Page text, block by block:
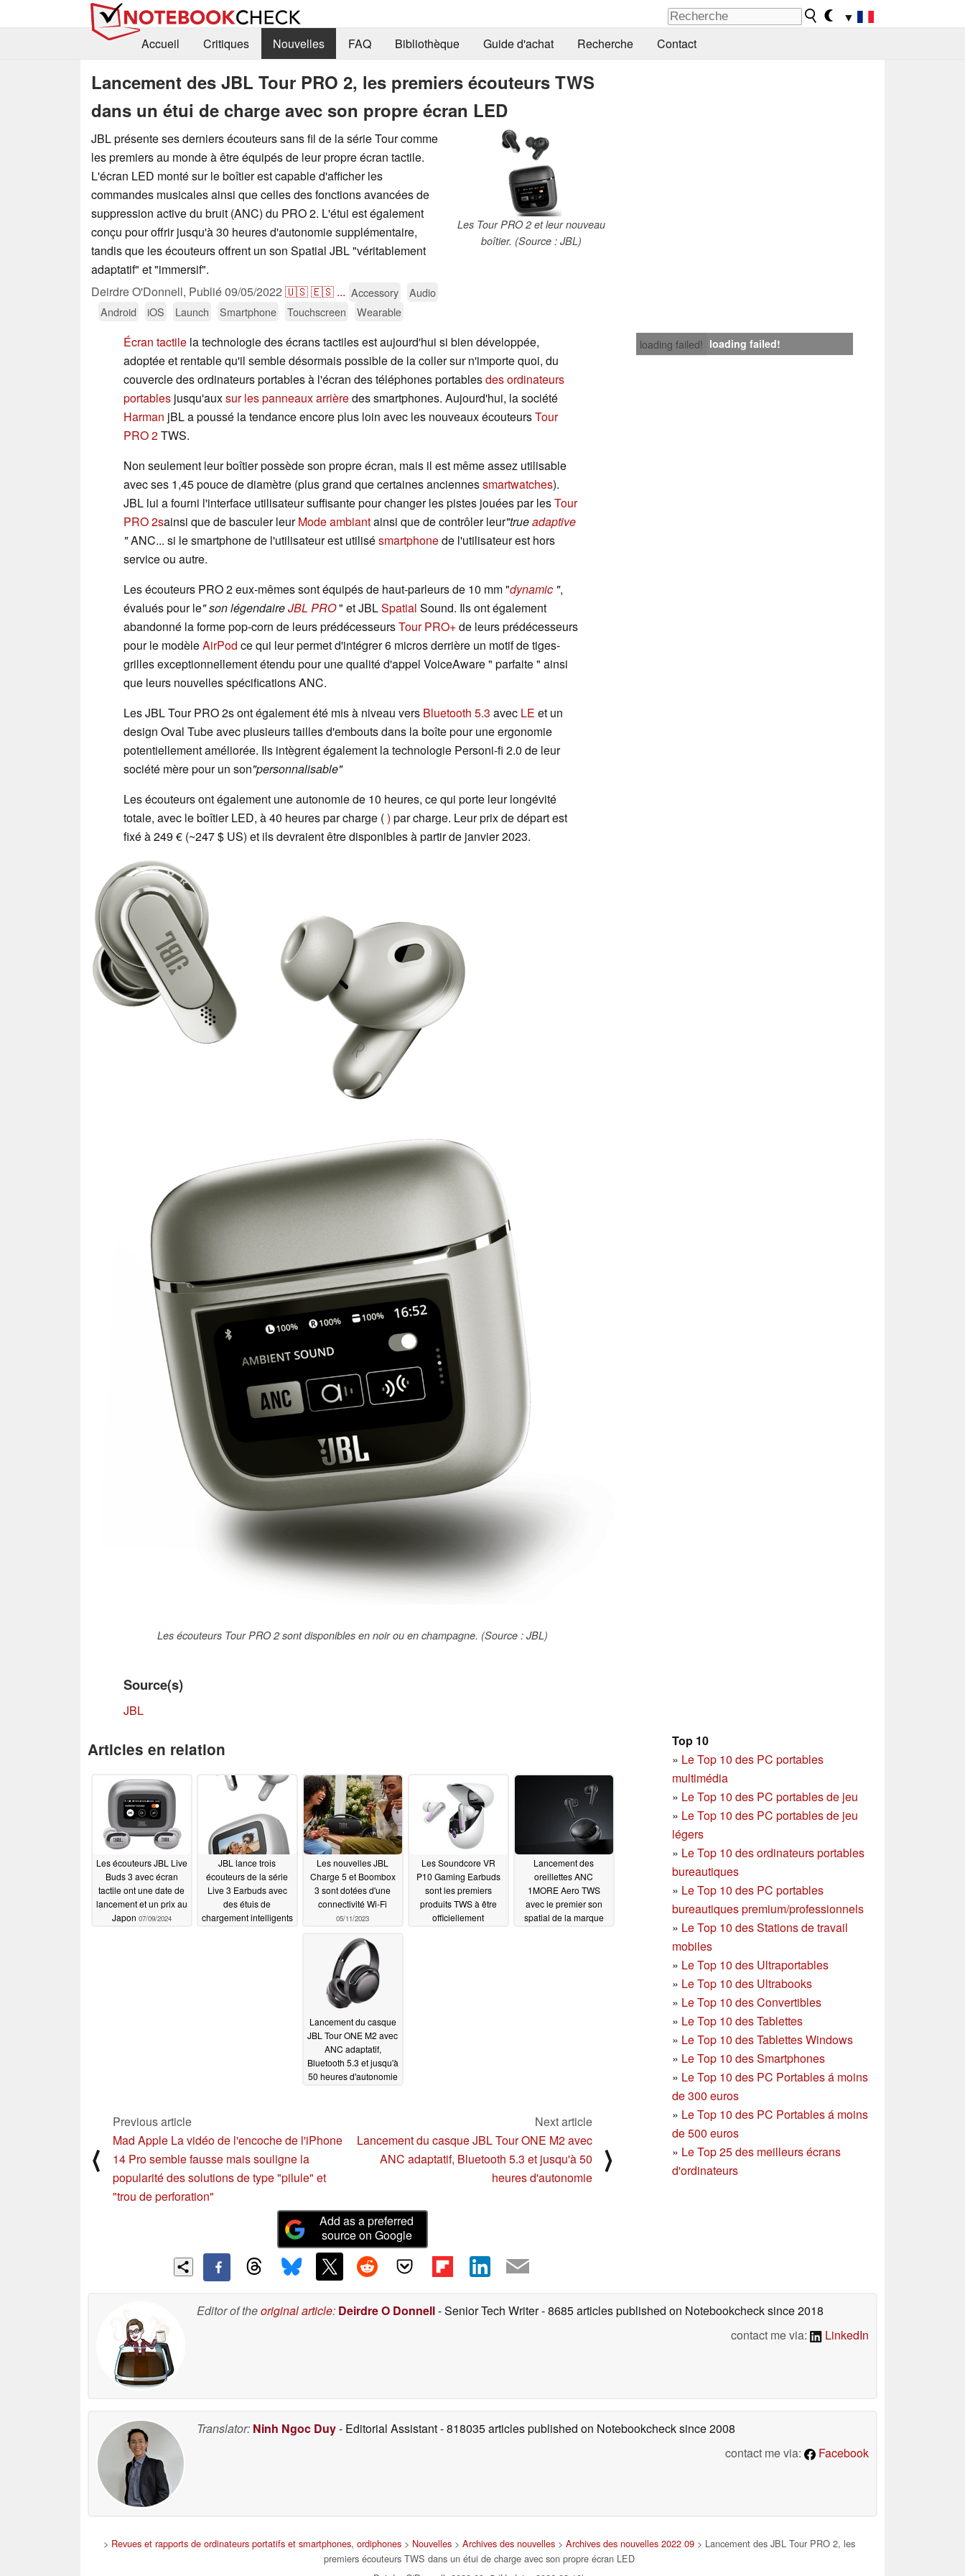
▼
Accueil
Critiques Nouvelles FAQ Bibliothèque Guide d'achat Recherche Contact
Lancement des JBL Tour PRO 2, les premiers écouteurs TWS
dans un étui de charge avec son propre écran LED
Les Tour PRO 2 et leur nouveau
boîtier. (Source : JBL)
JBL présente ses derniers écouteurs sans fil de la série Tour comme
les premiers au monde à être équipés de leur propre écran tactile.
L'écran LED monté sur le boîtier est capable d'afficher les
commandes musicales ainsi que celles des fonctions avancées de
suppression active du bruit (ANC) du PRO 2. L'étui est également
conçu pour offrir jusqu'à 30 heures d'autonomie supplémentaire,
tandis que les écouteurs offrent un son Spatial JBL "véritablement
adaptatif" et "immersif".
Deirdre O'Donnell, Publié09/05/2022 🇺🇸🇪🇸 ... Accessory
Audio
Android
iOS Launch Smartphone Touchscreen Wearable
loading failed! loading failed!
Écran tactile la technologie des écrans tactiles est aujourd'hui si bien développée,
adoptée et rentable qu'il semble désormais possible de la coller sur n'importe quoi, du
couvercle des ordinateurs portables à l'écran des téléphones portablesdes ordinateurs
portables jusqu'auxsur les panneaux arrièredes smartphones. Aujourd'hui, la société
Harman jBL a poussé la tendance encore plus loin avec les nouveaux écouteursTour
PRO 2TWS.
Non seulement leur boîtier possède son propre écran, mais il est même assez utilisable
avec ses 1,45 pouce de diamètre (plus grand que certaines anciennessmartwatches).
JBL lui a fourni l'interface utilisateur suffisante pour changer les pistes jouées par lesTour
PRO 2sainsi que de basculer leurMode ambiantainsi que de contrôler leur"trueadaptive
"ANC... si le smartphone de l'utilisateur est utilisésmartphonede l'utilisateur est hors
service ou autre.
Les écouteurs PRO 2 eux-mêmes sont équipés de haut-parleurs de 10 mm "dynamic ",
évalués pour le" son légendaireJBL PRO" et JBLSpatial Sound. Ils ont également
abandonné la forme pop-corn de leurs prédécesseursTour PRO+de leurs prédécesseurs
pour le modèleAirPod ce qui leur permet d'intégrer 6 micros derrière un motif de tiges-
grilles exceptionnellement étendu pour une qualité d'appel VoiceAware " parfaite " ainsi
que leurs nouvelles spécifications ANC.
Les JBL Tour PRO 2s ont également été mis à niveau vers Bluetooth 5.3 avec LE et un
design Oval Tube avec plusieurs tailles d'embouts dans la boîte pour une ergonomie
potentiellement améliorée. Ils intègrent également la technologie Personi-fi 2.0 de leur
société mère pour un son"personnalisable"
Les écouteurs ont également une autonomie de 10 heures, ce qui porte leur longévité
totale, avec le boîtier LED, à 40 heures par charge () par charge. Leur prix de départ est
fixé à 249 € (~247 $ US) et ils devraient être disponibles à partir de janvier 2023.
Les écouteurs Tour PRO 2 sont disponibles en noir ou en champagne. (Source : JBL)
Source(s)
JBL
Top 10
» Le Top 10 des PC portables
multimédia
» Le Top 10 des PC portables de jeu
» Le Top 10 des PC portables de jeu
légers
» Le Top 10 des ordinateurs portables
bureautiques
» Le Top 10 des PC portables
bureautiques premium/professionnels
» Le Top 10 des Stations de travail
mobiles
» Le Top 10 des Ultraportables
» Le Top 10 des Ultrabooks
» Le Top 10 des Convertibles
» Le Top 10 des Tablettes
» Le Top 10 des Tablettes Windows
» Le Top 10 des Smartphones
» Le Top 10 des PC Portables á moins
de 300 euros
» Le Top 10 des PC Portables á moins
de 500 euros
» Le Top 25 des meilleurs écrans
d'ordinateurs
Articles en relation
Les écouteurs JBL Live
Buds 3 avec écran
tactile ont une date de
lancement et un prix au
Japon 07/09/2024
JBL lance trois
écouteurs de la série
Live 3 Earbuds avec
des étuis de
chargement intelligents
Les nouvelles JBL
Charge 5 et Boombox
3 sont dotées d'une
connectivité Wi-Fi
05/11/2023
Les Soundcore VR
P10 Gaming Earbuds
sont les premiers
produits TWS à être
officiellement
Lancement des
oreillettes ANC
1MORE Aero TWS
avec le premier son
spatial de la marque
Lancement du casque
JBL Tour ONE M2 avec
ANC adaptatif,
Bluetooth 5.3 et jusqu'à
50 heures d'autonomie
⟨
Previous article
Mad Apple La vidéo de l'encoche de l'iPhone
14 Pro semble fausse mais souligne la
popularité des solutions de type "pilule" et
"trou de perforation"
Next article
Lancement du casque JBL Tour ONE M2 avec
ANC adaptatif, Bluetooth 5.3 et jusqu'à 50
heures d'autonomie
⟩
Add as a preferred
source on Google
Editor of theoriginal article: Deirdre O Donnell- Senior Tech Writer- 8685 articles published on Notebookchecksince 2018
contact me via:
LinkedIn
Translator: Ninh Ngoc Duy- Editorial Assistant- 818035 articles published on Notebookchecksince 2008
contact me via:
Facebook
> Revues et rapports de ordinateurs portatifs et smartphones, ordiphones> Nouvelles> Archives des nouvelles> Archives des nouvelles 2022 09> Lancement des JBL Tour PRO 2, les
premiers écouteurs TWS dans un étui de charge avec son propre écran LED